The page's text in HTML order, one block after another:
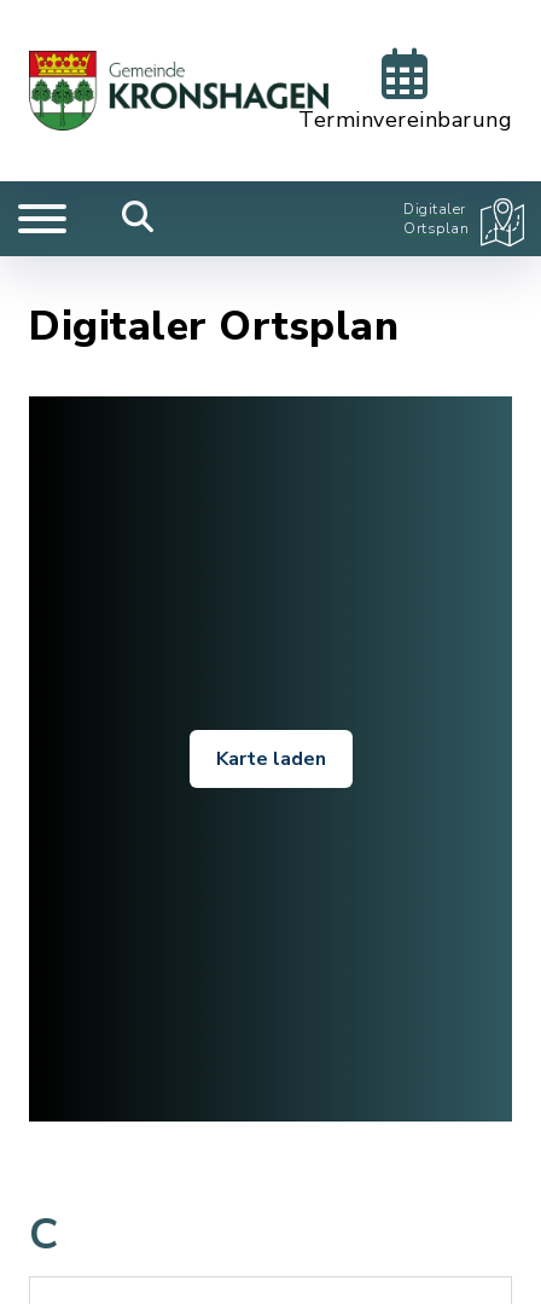
Terminvereinbarung
Digitaler
Ortsplan
Digitaler Ortsplan
Karte laden
C